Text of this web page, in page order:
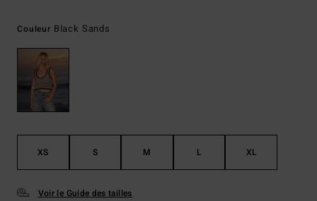
Couleur Black Sands
XS S M L XL
Voir le Guide des tailles